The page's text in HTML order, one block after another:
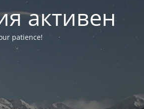
активен
patience!